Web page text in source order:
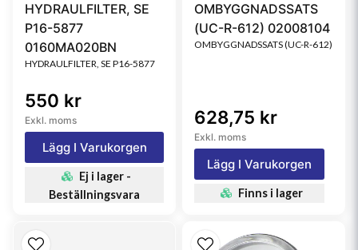
HYDRAULFILTER, SE
P16-5877
0160MA020BN
HYDRAULFILTER, SE P16-5877
550 kr
Exkl. moms
Lägg I Varukorgen
Ej i lager -
Beställningsvara
OMBYGGNADSSATS
(UC-R-612) 02008104
OMBYGGNADSSATS (UC-R-612)
628,75 kr
Exkl. moms
Lägg I Varukorgen
Finns i lager